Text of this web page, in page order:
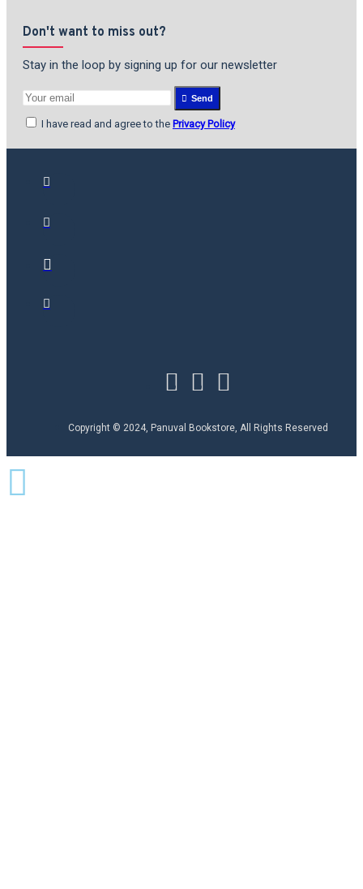
Don't want to miss out?
Stay in the loop by signing up for our newsletter
Send
I have read and agree to the Privacy Policy
Copyright © 2024, Panuval Bookstore, All Rights Reserved